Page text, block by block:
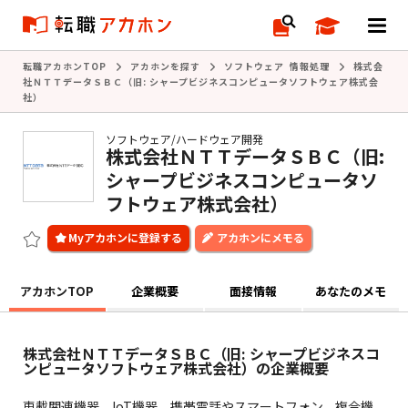
転職アカホンTOP アカホンを探す ソフトウェア 情報処理
株式会
社ＮＴＴデータＳＢＣ（旧: シャープビジネスコンピュータソフトウェア株式会
社）
ソフトウェア/ハードウェア開発
株式会社ＮＴＴデータＳＢＣ（旧:
シャープビジネスコンピュータソ
フトウェア株式会社）
アカホンにメモる
アカホンTOP 企業概要 面接情報 あなたのメモ
株式会社ＮＴＴデータＳＢＣ（旧: シャープビジネスコ
ンピュータソフトウェア株式会社）の企業概要